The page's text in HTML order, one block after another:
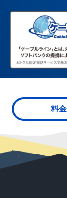
SCN
SCN
Q&A
料金